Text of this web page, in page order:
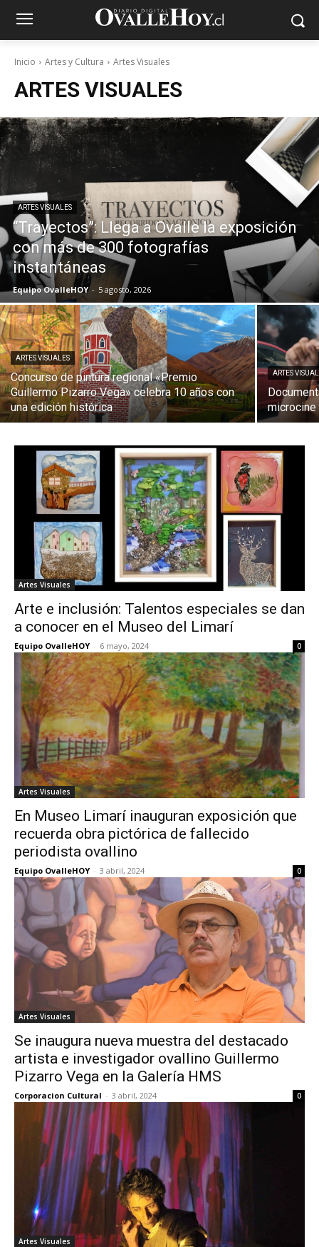
Inicio Artes y Cultura Artes Visuales
ARTES VISUALES
ARTES VISUALES
“Trayectos”: Llega a Ovalle la exposición
con más de 300 fotografías
instantáneas
Equipo OvalleHOY - 5 agosto, 2026
ARTES VISUALES
Concurso de pintura regional «Premio
Guillermo Pizarro Vega» celebra 10 años con
una edición histórica
ARTES
microcine
Artes Visuales
Arte e inclusión: Talentos especiales se dan
a conocer en el Museo del Limarí
Equipo OvalleHOY - 6 mayo, 2024 0
Artes Visuales
En Museo Limarí inauguran exposición que
recuerda obra pictórica de fallecido
periodista ovallino
Equipo OvalleHOY - 3 abril, 2024 0
Artes Visuales
Se inaugura nueva muestra del destacado
artista e investigador ovallino Guillermo
Pizarro Vega en la Galería HMS
Corporacion Cultural - 3 abril, 2024 0
Artes Visuales